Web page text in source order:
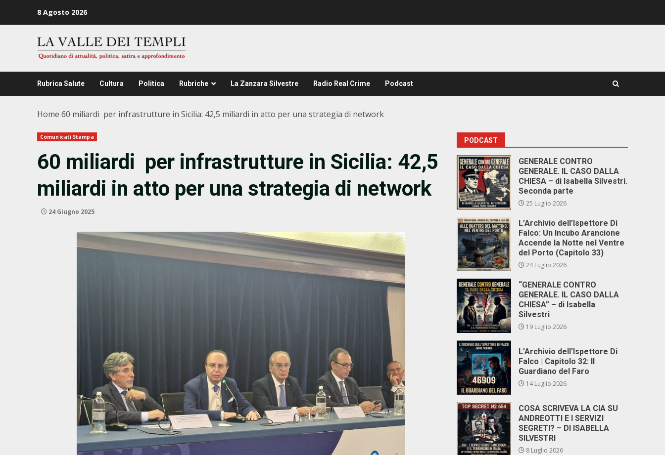
8 Agosto 2026
Rubrica Salute Cultura Politica Rubriche La Zanzara Silvestre Radio Real Crime Podcast
Home 60 miliardi per infrastrutture in Sicilia: 42,5 miliardi in atto per una strategia di network
Comunicati Stampa
60 miliardi per infrastrutture in Sicilia: 42,5
miliardi in atto per una strategia di network
24 Giugno 2025
PODCAST
GENERALE CONTRO
GENERALE. IL CASO DALLA
CHIESA – di Isabella Silvestri.
Seconda parte
25 Luglio 2026
L’Archivio dell’Ispettore Di
Falco: Un Incubo Arancione
Accende la Notte nel Ventre
del Porto (Capitolo 33)
24 Luglio 2026
“GENERALE CONTRO
GENERALE. IL CASO DALLA
CHIESA” – di Isabella
Silvestri
19 Luglio 2026
L’Archivio dell’Ispettore Di
Falco | Capitolo 32: Il
Guardiano del Faro
14 Luglio 2026
COSA SCRIVEVA LA CIA SU
ANDREOTTI E I SERVIZI
SEGRETI? – DI ISABELLA
SILVESTRI
8 Luglio 2026